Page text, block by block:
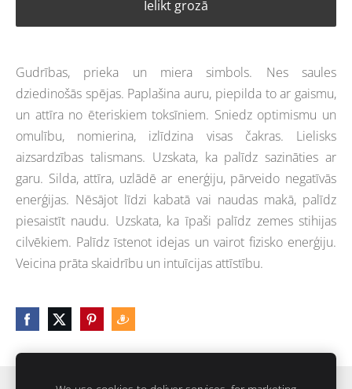
Ielikt grozā
Gudrības, prieka un miera simbols. Nes saules
dziedinošās spējas. Paplašina auru, piepilda to ar gaismu,
un attīra no ēteriskiem toksīniem. Sniedz optimismu un
omulību, nomierina, izlīdzina visas čakras. Lielisks
aizsardzības talismans. Uzskata, ka palīdz sazināties ar
garu. Silda, attīra, uzlādē ar enerģiju, pārveido negatīvās
enerģijas. Nēsājot līdzi kabatā vai naudas makā, palīdz
piesaistīt naudu. Uzskata, ka īpaši palīdz zemes stihijas
cilvēkiem. Palīdz īstenot idejas un vairot fizisko enerģiju.
Veicina prāta skaidrību un intuīcijas attīstību.